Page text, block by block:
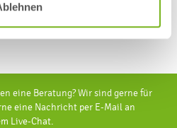
gestalten & drucken
eine Beratung? Wir sind gerne für
eine Nachricht per E-Mail an
Live-Chat.